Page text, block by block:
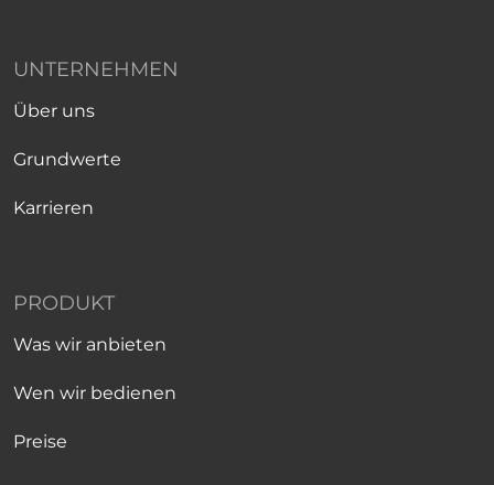
UNTERNEHMEN
Über uns
Grundwerte
Karrieren
PRODUKT
Was wir anbieten
Wen wir bedienen
Preise